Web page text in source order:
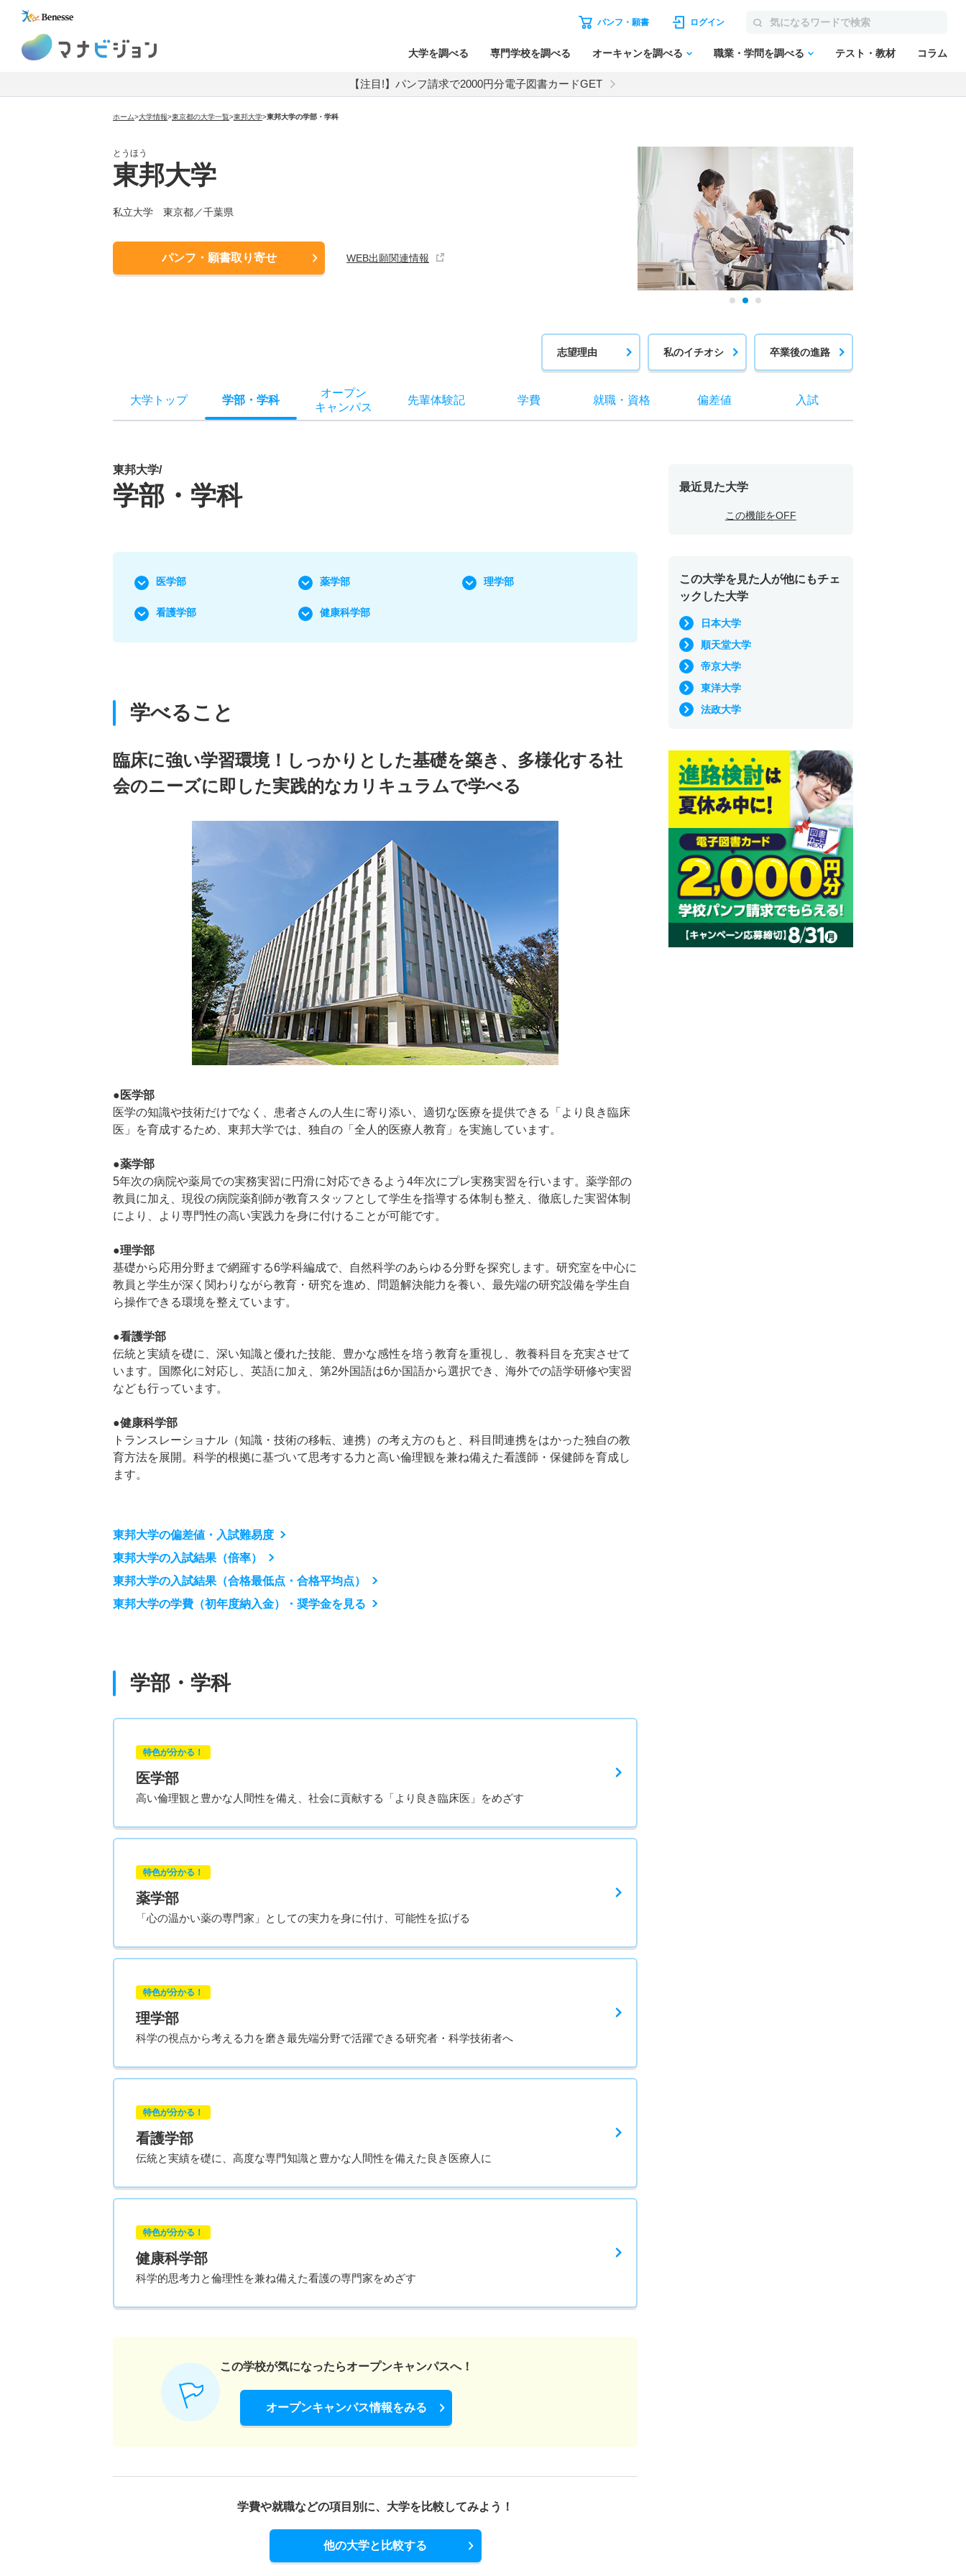
パンフ・願書 ログイン
大学を調べる 専門学校を調べる オーキャンを調べる 職業・学問を調べる テスト・教材 コラム
【注目!】パンフ請求で2000円分電子図書カードGET
ホーム>大学情報>東京都の大学一覧>東邦大学>東邦大学の学部・学科
とうほう
東邦大学
私立大学 東京都／千葉県
パンフ・願書取り寄せ WEB出願関連情報
志望理由 私のイチオシ 卒業後の進路
大学トップ 学部 ・ 学科
オープン
キャンパス
先輩体験記 学費 就職・ 資格 偏差値 入試
東邦大学/
学部・学科
医学部 薬学部 理学部
看護学部 健康科学部
学べること
臨床に強い学習環境！しっかりとした基礎を築き、多様化する社
会のニーズに即した実践的なカリキュラムで学べる
●医学部
医学の知識や技術だけでなく、患者さんの人生に寄り添い、適切な医療を提供できる「より良き臨床
医」を育成するため、東邦大学では、独自の「全人的医療人教育」を実施しています。
●薬学部
5年次の病院や薬局での実務実習に円滑に対応できるよう4年次にプレ実務実習を行います。薬学部の
教員に加え、現役の病院薬剤師が教育スタッフとして学生を指導する体制も整え、徹底した実習体制
により、より専門性の高い実践力を身に付けることが可能です。
●理学部
基礎から応用分野まで網羅する6学科編成で、自然科学のあらゆる分野を探究します。研究室を中心に
教員と学生が深く関わりながら教育・研究を進め、問題解決能力を養い、最先端の研究設備を学生自
ら操作できる環境を整えています。
●看護学部
伝統と実績を礎に、深い知識と優れた技能、豊かな感性を培う教育を重視し、教養科目を充実させて
います。国際化に対応し、英語に加え、第2外国語は6か国語から選択でき、海外での語学研修や実習
なども行っています。
●健康科学部
トランスレーショナル（知識・技術の移転、連携）の考え方のもと、科目間連携をはかった独自の教
育方法を展開。科学的根拠に基づいて思考する力と高い倫理観を兼ね備えた看護師・保健師を育成し
ます。
東邦大学の偏差値・入試難易度
東邦大学の入試結果（倍率）
東邦大学の入試結果（合格最低点・合格平均点）
東邦大学の学費（初年度納入金）・奨学金を見る
学部・学科
特色が分かる！
医学部
高い倫理観と豊かな人間性を備え、社会に貢献する「より良き臨床医」をめざす
特色が分かる！
薬学部
「心の温かい薬の専門家」としての実力を身に付け、可能性を拡げる
特色が分かる！
理学部
科学の視点から考える力を磨き最先端分野で活躍できる研究者・科学技術者へ
特色が分かる！
看護学部
伝統と実績を礎に、高度な専門知識と豊かな人間性を備えた良き医療人に
特色が分かる！
健康科学部
科学的思考力と倫理性を兼ね備えた看護の専門家をめざす
この学校が気になったらオープンキャンパスへ！
オープンキャンパス情報をみる
学費や就職などの項目別に、 大学を比較してみよう！
他の大学と比較する
最近見た大学
この機能をOFF
この大学を見た人が他にもチェ
ックした大学
日本大学
順天堂大学
帝京大学
東洋大学
法政大学